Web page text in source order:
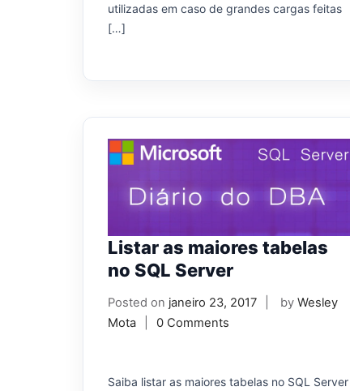
utilizadas em caso de grandes cargas feitas
[…]
Listar as maiores tabelas
no SQL Server
Posted on janeiro 23, 2017 by Wesley
Mota
0 Comments
Saiba listar as maiores tabelas no SQL Server